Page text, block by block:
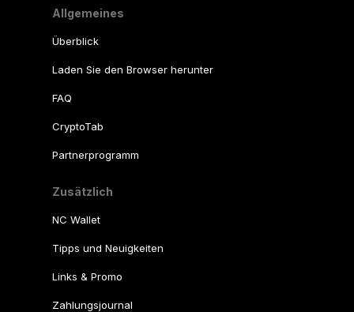
Allgemeines
Überblick
Laden Sie den Browser herunter
FAQ
CryptoTab
Partnerprogramm
Zusätzlich
NC Wallet
Tipps und Neuigkeiten
Links & Promo
Zahlungsjournal